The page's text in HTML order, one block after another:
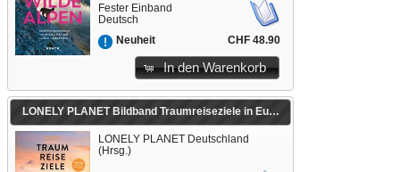
Fester Einband
Deutsch
Neuheit
CHF 48.90
In den Warenkorb
LONELY PLANET Bildband Traumreiseziele in Europa
LONELY PLANET Deutschland
(Hrsg.)